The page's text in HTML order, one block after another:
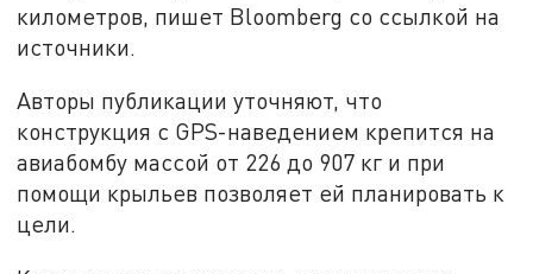
километров, пишет Bloomberg со ссылкой на
источники.
Авторы публикации уточняют, что
конструкция с GPS-наведением крепится на
авиабомбу массой от 226 до 907 кг и при
помощи крыльев позволяет ей планировать к
цели.